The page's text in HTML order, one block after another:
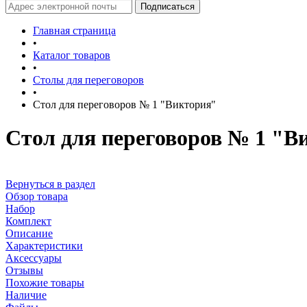
Главная страница
•
Каталог товаров
•
Столы для переговоров
•
Стол для переговоров № 1 "Виктория"
Стол для переговоров № 1
Вернуться в раздел
Обзор товара
Набор
Комплект
Описание
Характеристики
Аксессуары
Отзывы
Похожие товары
Наличие